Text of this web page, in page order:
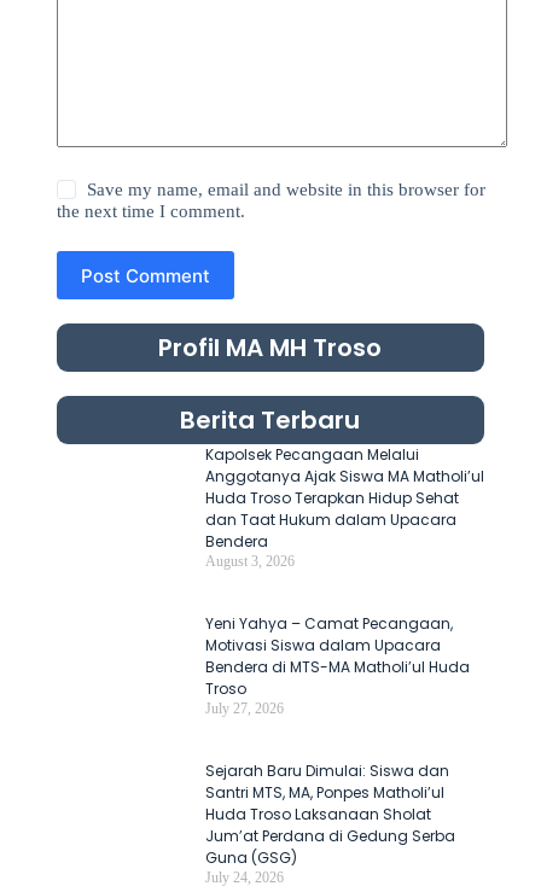
Save my name, email and website in this browser for
the next time I comment.
Post Comment
Profil MA MH Troso
Berita Terbaru
Kapolsek Pecangaan Melalui
Anggotanya Ajak Siswa MA Matholi’ul
Huda Troso Terapkan Hidup Sehat
dan Taat Hukum dalam Upacara
Bendera
August 3, 2026
Yeni Yahya – Camat Pecangaan,
Motivasi Siswa dalam Upacara
Bendera di MTS-MA Matholi’ul Huda
Troso
July 27, 2026
Sejarah Baru Dimulai: Siswa dan
Santri MTS, MA, Ponpes Matholi’ul
Huda Troso Laksanaan Sholat
Jum’at Perdana di Gedung Serba
Guna (GSG)
July 24, 2026